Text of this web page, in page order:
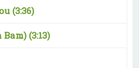
(3:36)
Bam) (3:13)